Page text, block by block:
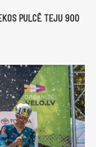
PULCĒ TEJU 900